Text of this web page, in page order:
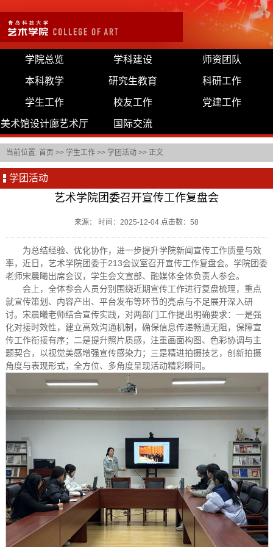
学院总览 学科建设 师资团队
本科教学 研究生教育 科研工作
学生工作 校友工作 党建工作
美术馆设计廊艺术厅 国际交流
当前位置: 首页 >> 学生工作 >> 学团活动 >> 正文
学团活动
艺术学院团委召开宣传工作复盘会
来源： 时间：2025-12-04 点击数： 58
为总结经验、优化协作，进一步提升学院新闻宣传工作质量与效
率，近日，艺术学院团委于213会议室召开宣传工作复盘会。学院团委
老师宋晨曦出席会议，学生会文宣部、融媒体全体负责人参会。
会上，全体参会人员分别围绕近期宣传工作进行复盘梳理，重点
就宣传策划、内容产出、平台发布等环节的亮点与不足展开深入研
讨。宋晨曦老师结合宣传实践，对两部门工作提出明确要求：一是强
化对接时效性，建立高效沟通机制，确保信息传递畅通无阻，保障宣
传工作衔接有序；二是提升照片质感，注重画面构图、色彩协调与主
题契合，以视觉美感增强宣传感染力；三是精进拍摄技艺，创新拍摄
角度与表现形式，全方位、多角度呈现活动精彩瞬间。